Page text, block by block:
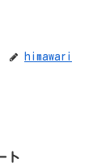
himawari
ト